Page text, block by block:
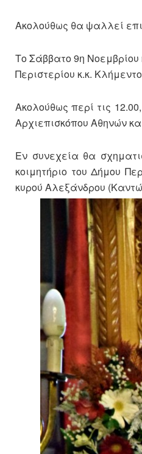
Ακολούθως θα ψαλλεί
Το Σάββατο 9η
Περιστερίου κ.κ.
Ακολούθως περί τις
Αρχιεπισκόπου Αθηνών
Εν συνεχεία θα
κοιμητήριο του Δήμου
κυρού Αλεξάνδρου